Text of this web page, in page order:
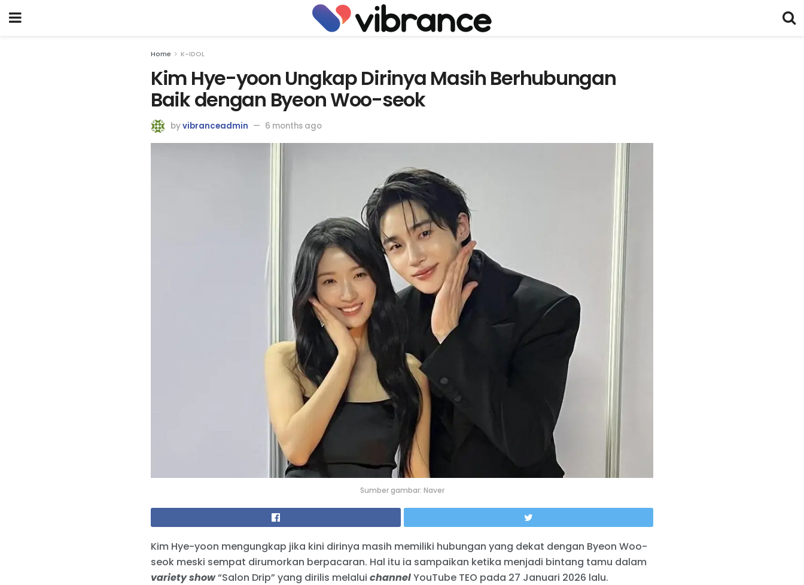
Home K-IDOL
Kim Hye-yoon Ungkap Dirinya Masih Berhubungan
Baik dengan Byeon Woo-seok
byvibranceadmin 6 months ago
Sumber gambar: Naver
Kim Hye-yoon mengungkap jika kini dirinya masih memiliki hubungan yang dekat dengan Byeon Woo-
seok meski sempat dirumorkan berpacaran. Hal itu ia sampaikan ketika menjadi bintang tamu dalam
variety show“Salon Drip” yang dirilis melalui channelYouTube TEO pada 27 Januari 2026 lalu.